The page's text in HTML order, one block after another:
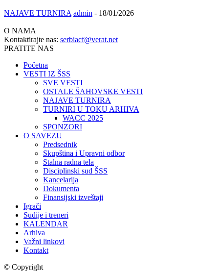
NAJAVE TURNIRA admin - 18/01/2026
O NAMA
Kontaktirajte nas: serbiacf@verat.net
PRATITE NAS
Početna
VESTI IZ ŠSS
SVE VESTI
OSTALE ŠAHOVSKE VESTI
NAJAVE TURNIRA
TURNIRI U TOKU ARHIVA
WACC 2025
SPONZORI
O SAVEZU
Predsednik
Skupština i Upravni odbor
Stalna radna tela
Disciplinski sud ŠSS
Kancelarija
Dokumenta
Finansijski izveštaji
Igrači
Sudije i treneri
KALENDAR
Arhiva
Važni linkovi
Kontakt
© Copyright